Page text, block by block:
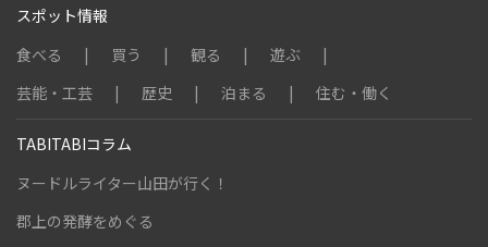
スポット情報
食べる
買う 観る
遊ぶ
芸能・工芸
歴史 泊まる 住む・働く
TABITABIコラム
ヌードルライター山田が行く！
郡上の発酵をめぐる